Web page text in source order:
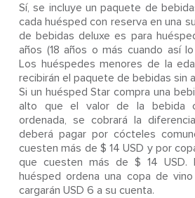
Sí, se incluye un paquete de
cada huésped con reserva en una
de bebidas deluxe es para
años (18 años o más cuando así
Los huéspedes menores de la
recibirán el paquete de bebidas sin
Si un huésped Star compra una
alto que el valor de la bebida
ordenada, se cobrará la
deberá pagar por cócteles
cuesten más de $ 14 USD y por
que cuesten más de $ 14 USD.
huésped ordena una copa de
cargarán USD 6 a su cuenta.